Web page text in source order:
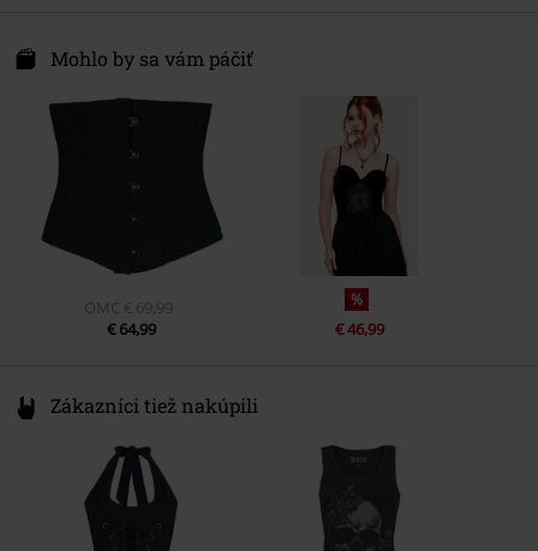
Dátum vydania
Pohlavie
Podšívka
Darmer Esch 70a
Germany
www.emp.de
Mohlo by sa vám páčiť
OMC € 69,99
€ 64,99
%
€ 46,99
Zákazníci tiež nakúpili